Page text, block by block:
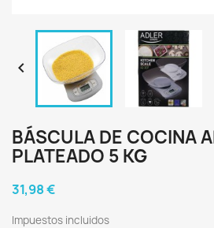

BÁSCULA DE COCINA
PLATEADO 5 KG
31,98 €
Impuestos incluidos